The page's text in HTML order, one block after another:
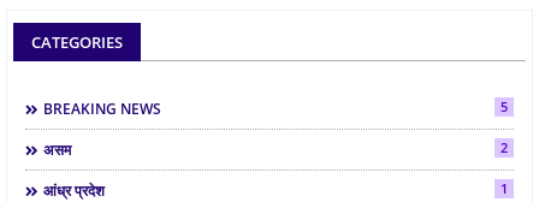
CATEGORIES
BREAKING NEWS 5
असम 2
आंध्र प्रदेश 1